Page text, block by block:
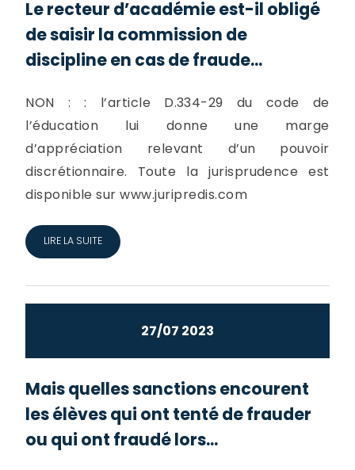
Le recteur d’académie est-il obligé
de saisir la commission de
discipline en cas de fraude...
NON : : l’article D.334-29 du code de
l’éducation lui donne une marge
d’appréciation relevant d’un pouvoir
discrétionnaire. Toute la jurisprudence est
disponible sur www.juripredis.com
LIRE LA SUITE
27/07 2023
Mais quelles sanctions encourent
les élèves qui ont tenté de frauder
ou qui ont fraudé lors...